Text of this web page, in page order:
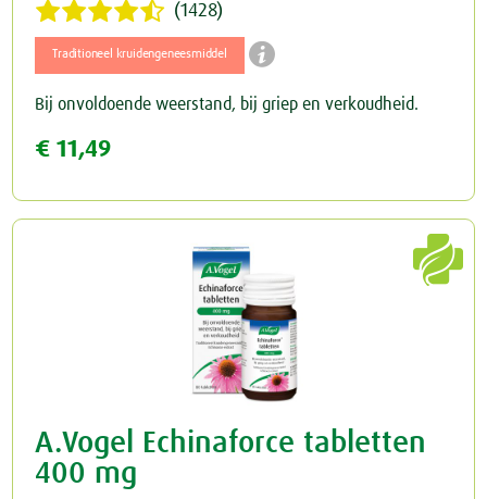
(1428)
Traditioneel kruidengeneesmiddel 
Bij onvoldoende weerstand, bij griep en verkoudheid.
€ 11,49

A.Vogel Echinaforce tabletten
400 mg